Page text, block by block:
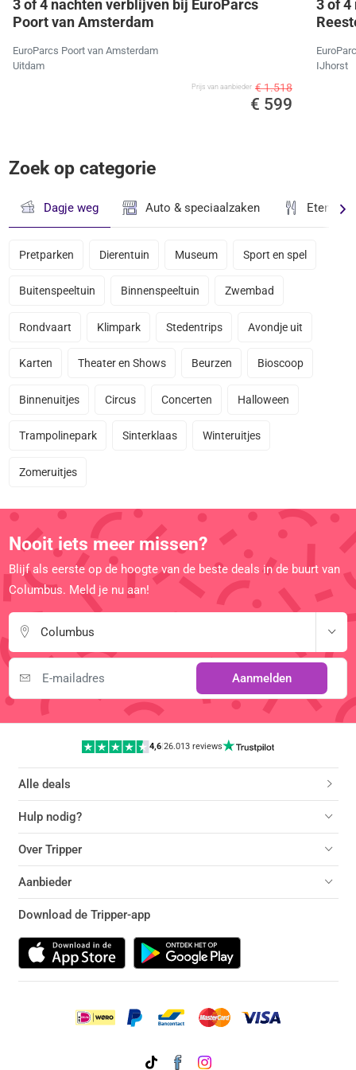
3 of 4 nachten verblijven bij EuroParcs
Poort van Amsterdam
EuroParcs Poort van Amsterdam
Uitdam
Prijs van aanbieder € 1.518
€ 599
3 of 4
IJhorst
Zoek op categorie
Dagje weg Auto & speciaalzaken Eten &
Pretparken Dierentuin Museum Sport en spel
Buitenspeeltuin Binnenspeeltuin Zwembad
Rondvaart Klimpark Stedentrips Avondje uit
Karten Theater en Shows Beurzen Bioscoop
Binnenuitjes Circus Concerten Halloween
Trampolinepark Sinterklaas Winteruitjes
Zomeruitjes
Nooit iets meer missen?
Blijf als eerste op de hoogte van de beste deals in de buurt van
Columbus. Meld je nu aan!
Columbus
Aanmelden
4,6|26.013 reviews
Alle deals
Hulp nodig?
Over Tripper
Aanbieder
Download de Tripper-app